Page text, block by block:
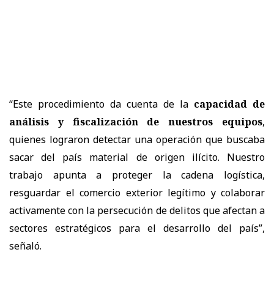
“Este procedimiento da cuenta de la capacidad de
análisis y fiscalización de nuestros equipos,
quienes lograron detectar una operación que buscaba
sacar del país material de origen ilícito. Nuestro
trabajo apunta a proteger la cadena logística,
resguardar el comercio exterior legítimo y colaborar
activamente con la persecución de delitos que afectan a
sectores estratégicos para el desarrollo del país”,
señaló.